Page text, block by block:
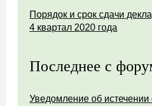
Порядок и срок сдачи
4 квартал 2020 года
Последнее с
Уведомление об истечении